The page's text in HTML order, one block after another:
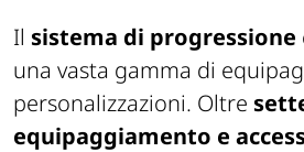
Il sistema di progressione
una vasta gamma di
personalizzazioni. Oltre
equipaggiamento e